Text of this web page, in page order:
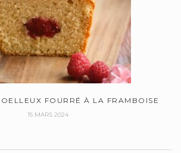
FOURRÉ À LA FRAMBOISE
15 MARS 2024